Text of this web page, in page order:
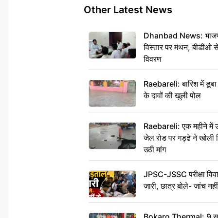
Other Latest News
Dhanbad News:
विस्तार पर मंथन,
विवरण
Raebareli: बारिश में
के दावों की खुली पोल
Raebareli: एक महीने
जेल रोड पर गड्ढे ने खोली
उठी मांग
JPSC-JSSC परीक्षा
जारी, छात्र बोले- जांच